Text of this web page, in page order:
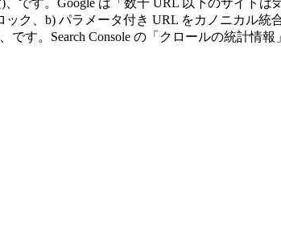
ク、b) パラメータ付き URL をカノニカル統
す。Search Console の「クロールの統計情